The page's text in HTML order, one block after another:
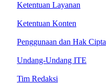
Ketentuan Layanan
Ketentuan Konten
Penggunaan dan Hak Cipta
Undang-Undang ITE
Tim Redaksi